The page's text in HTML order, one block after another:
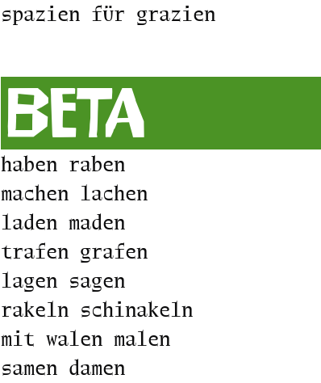
spazien für grazien
beta
haben raben
machen lachen
laden maden
trafen grafen
lagen sagen
rakeln schinakeln
mit walen malen
samen damen